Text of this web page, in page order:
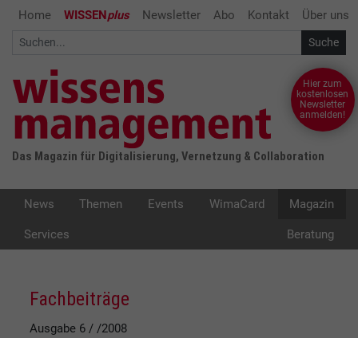
Home WISSENplus Newsletter Abo Kontakt Über uns
Das Magazin für Digitalisierung, Vernetzung & Collaboration
Hier zum
kostenlosen
Newsletter
anmelden!
News Themen Events WimaCard Magazin
Services Beratung
Fachbeiträge
Ausgabe 6 / /2008